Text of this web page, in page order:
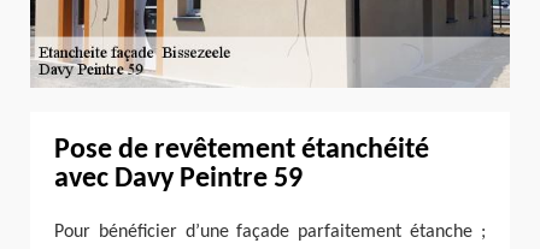
Pose de revêtement étanchéité
avec Davy Peintre 59
Pour bénéficier d’une façade parfaitement étanche ;